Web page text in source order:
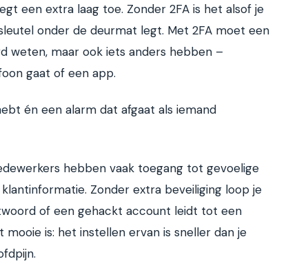
een extra laag toe. Zonder 2FA is het alsof je
onder de deurmat legt. Met 2FA moet een
weten, maar ook iets anders hebben –
gaat of een app.
én een alarm dat afgaat als iemand
hebben vaak toegang tot gevoelige
Zonder extra beveiliging loop je
of een gehackt account leidt tot een
is: het instellen ervan is sneller dan je